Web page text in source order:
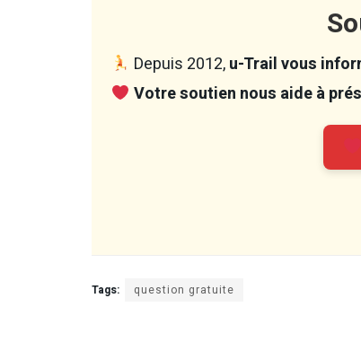
Depuis 2012,u-Trail vous
Votre soutien nous aide à
Tags: question gratuite